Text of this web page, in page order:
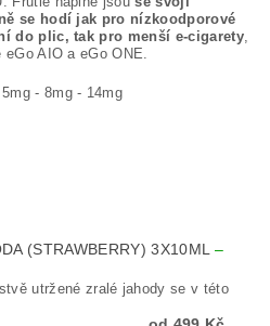
se hodí jak pro nízkoodporové
do plic, tak pro menší e-cigarety,
AIO a eGo ONE.
- 8mg - 14mg
(STRAWBERRY) 3X10ML –
utržené zralé jahody se v této